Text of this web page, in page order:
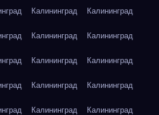
Калининград Калининград
Калининград Калининград
Калининград Калининград
Калининград Калининград
Калининград Калининград